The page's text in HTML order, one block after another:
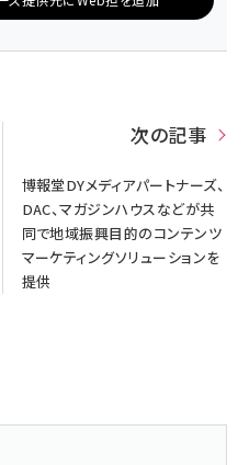
次の記事
博報堂DYメディアパートナーズ、
DAC、マガジンハウスなどが共
同で地域振興目的のコンテンツ
マーケティングソリューションを
提供